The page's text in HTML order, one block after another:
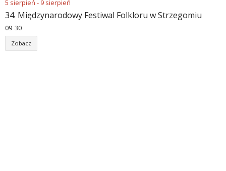
5 sierpień - 9 sierpień
34. Międzynarodowy Festiwal Folkloru w Strzegomiu
09 30
Zobacz